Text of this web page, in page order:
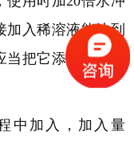
入稀溶液能达到
把它添加到浓缩
中加入，加入量